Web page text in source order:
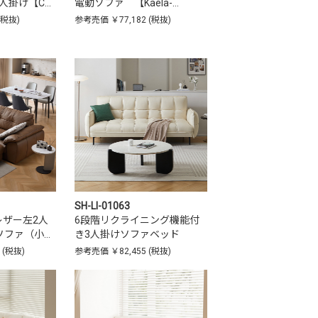
掛け【C…
抜)
電動ソファ 【Kaela-…
参考売価 ￥77,182 (税抜)
ー左2人
ァ（小…
(税抜)
SH-LI-01063
6段階リクライニング機能付
き3人掛けソファベッド
参考売価 ￥82,455 (税抜)